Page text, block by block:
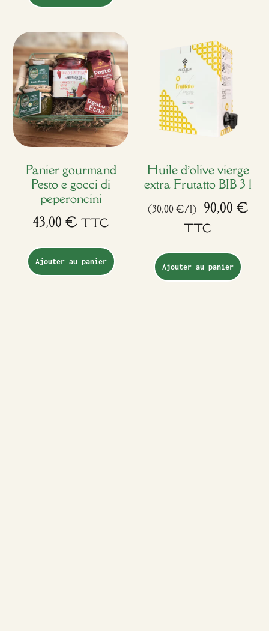
Panier gourmand
Pesto e gocci di
peperoncini
43,00€ TTC
Ajouter au panier
Huile d’olive vierge
extra Frutatto BIB 3 l
(30,00 €/l) 90,00 €
TTC
Ajouter au panier